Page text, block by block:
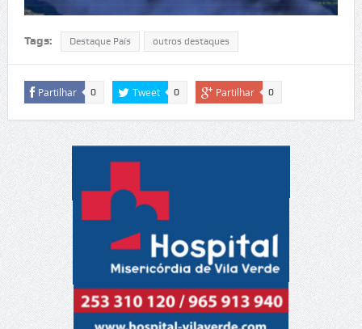
Tags: Destaque País outros destaques
Partilhar 0 Tweet 0 Partilhar 0